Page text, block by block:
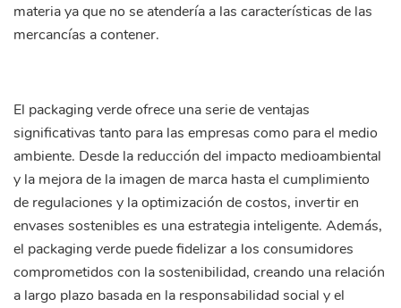
materia ya que no se atendería a las características de las
mercancías a contener.
El packaging verde ofrece una serie de ventajas
significativas tanto para las empresas como para el medio
ambiente. Desde la reducción del impacto medioambiental
y la mejora de la imagen de marca hasta el cumplimiento
de regulaciones y la optimización de costos, invertir en
envases sostenibles es una estrategia inteligente. Además,
el packaging verde puede fidelizar a los consumidores
comprometidos con la sostenibilidad, creando una relación
a largo plazo basada en la responsabilidad social y el